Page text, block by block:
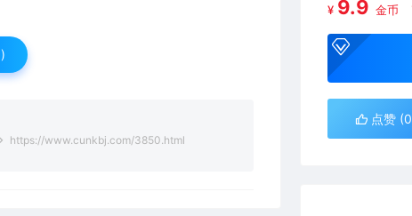
)
https://www.cunkbj.com/3850.html
¥ 9.9 金币
点赞 (0